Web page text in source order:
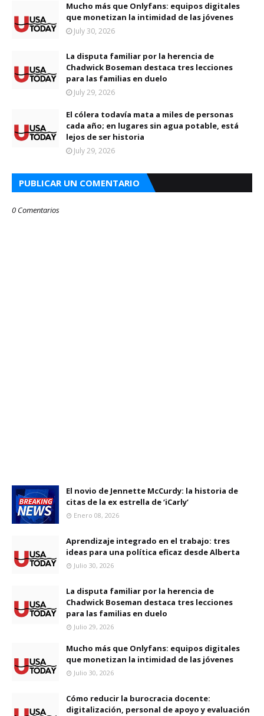
Mucho más que Onlyfans: equipos digitales
que monetizan la intimidad de las jóvenes
July 30, 2026
La disputa familiar por la herencia de
Chadwick Boseman destaca tres lecciones
para las familias en duelo
July 29, 2026
El cólera todavía mata a miles de personas
cada año; en lugares sin agua potable, está
lejos de ser historia
July 29, 2026
PUBLICAR UN COMENTARIO
0 Comentarios
El novio de Jennette McCurdy: la historia de
citas de la ex estrella de ‘iCarly’
Enero 08, 2026
Aprendizaje integrado en el trabajo: tres
ideas para una política eficaz desde Alberta
Julio 30, 2026
La disputa familiar por la herencia de
Chadwick Boseman destaca tres lecciones
para las familias en duelo
Julio 29, 2026
Mucho más que Onlyfans: equipos digitales
que monetizan la intimidad de las jóvenes
Julio 30, 2026
Cómo reducir la burocracia docente:
digitalización, personal de apoyo y evaluación